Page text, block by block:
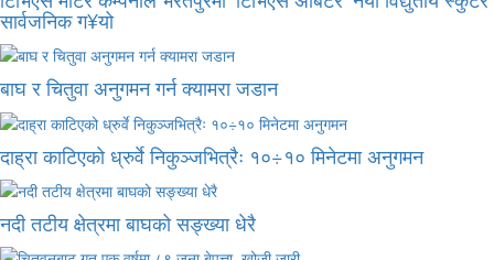
सार्वजनिक ग¥यो
बाघ र चितुवा अनुगमन गर्न क्यामरा जडान
दाह्रा काटिएको ध्रुर्वे निकुञ्जभित्रैः १०÷१० मिनेटमा अनुगमन
नदी तटीय क्षेत्रमा बाघको सङ्ख्या धेरै